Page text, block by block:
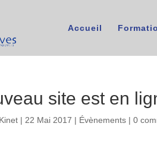
Accueil
site est en
| 22 Mai 2017 | Évènements |0